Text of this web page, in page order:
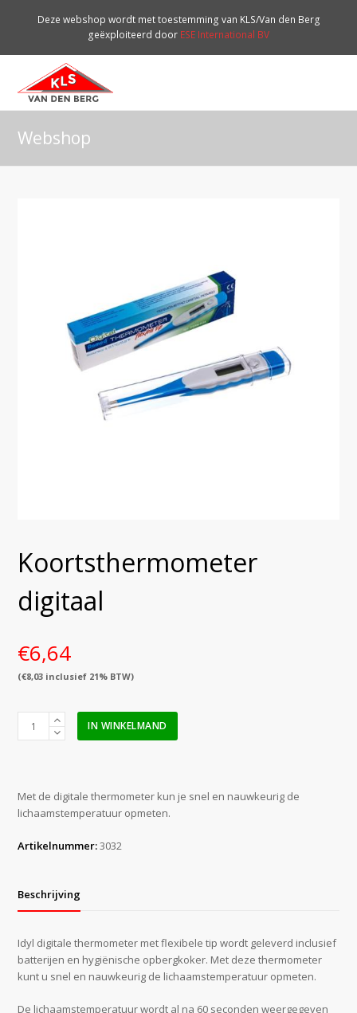
Deze webshop wordt met toestemming van KLS/Van den Berg
geëxploiteerd door ESE International BV
Webshop
Koortsthermometer
digitaal
€6,64
(€8,03 inclusief 21% BTW)
KoortsthermometerIN WINKELMAND
Met de digitale thermometer kun je snel en nauwkeurig de
lichaamstemperatuur opmeten.
Artikelnummer:3032
Beschrijving
Idyl digitale thermometer met flexibele tip wordt geleverd inclusief
batterijen en hygiënische opbergkoker. Met deze thermometer
kunt u snel en nauwkeurig de lichaamstemperatuur opmeten.
De lichaamstemperatuur wordt al na 60 seconden weergegeven